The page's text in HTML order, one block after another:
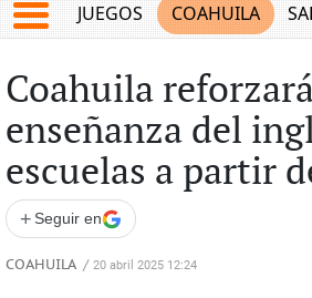
JUEGOS COAHUILA
Coahuila
enseñanza del
escuelas a partir
+ Seguir en
COAHUILA / 20 abril 2025 12:24